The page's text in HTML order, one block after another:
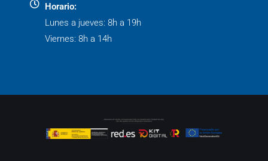
Horario:
Lunes a jueves: 8h a 19h
Viernes: 8h a 14h